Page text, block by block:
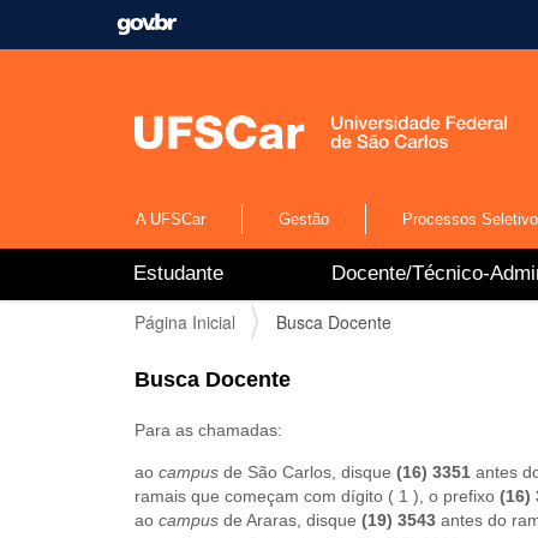
A UFSCar Gestão Processos
v
Estudante Docente/Técnico-
V
c
ê
s
t
á
a
Página Inicial Busca Docente
Busca Docente
Para as chamadas:
ao campus de São Carlos, disque (16) 3351 antes
ramais que começam com dígito ( 1 ), o prefixo (16)
ao campus de Araras, disque (19) 3543 antes do